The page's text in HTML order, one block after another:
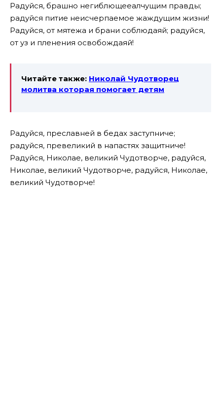
Радуйся, брашно негиблющееалчущим правды;
радуйся питие неисчерпаемое жаждущим жизни!
Радуйся, от мятежа и брани соблюдаяй; радуйся,
от уз и пленения освобождаяй!
Читайте также: Николай Чудотворец
молитва которая помогает детям
Радуйся, преславней в бедах заступниче;
радуйся, превеликий в напастях защитниче!
Радуйся, Николае, великий Чудотворче, радуйся,
Николае, великий Чудотворче, радуйся, Николае,
великий Чудотворче!